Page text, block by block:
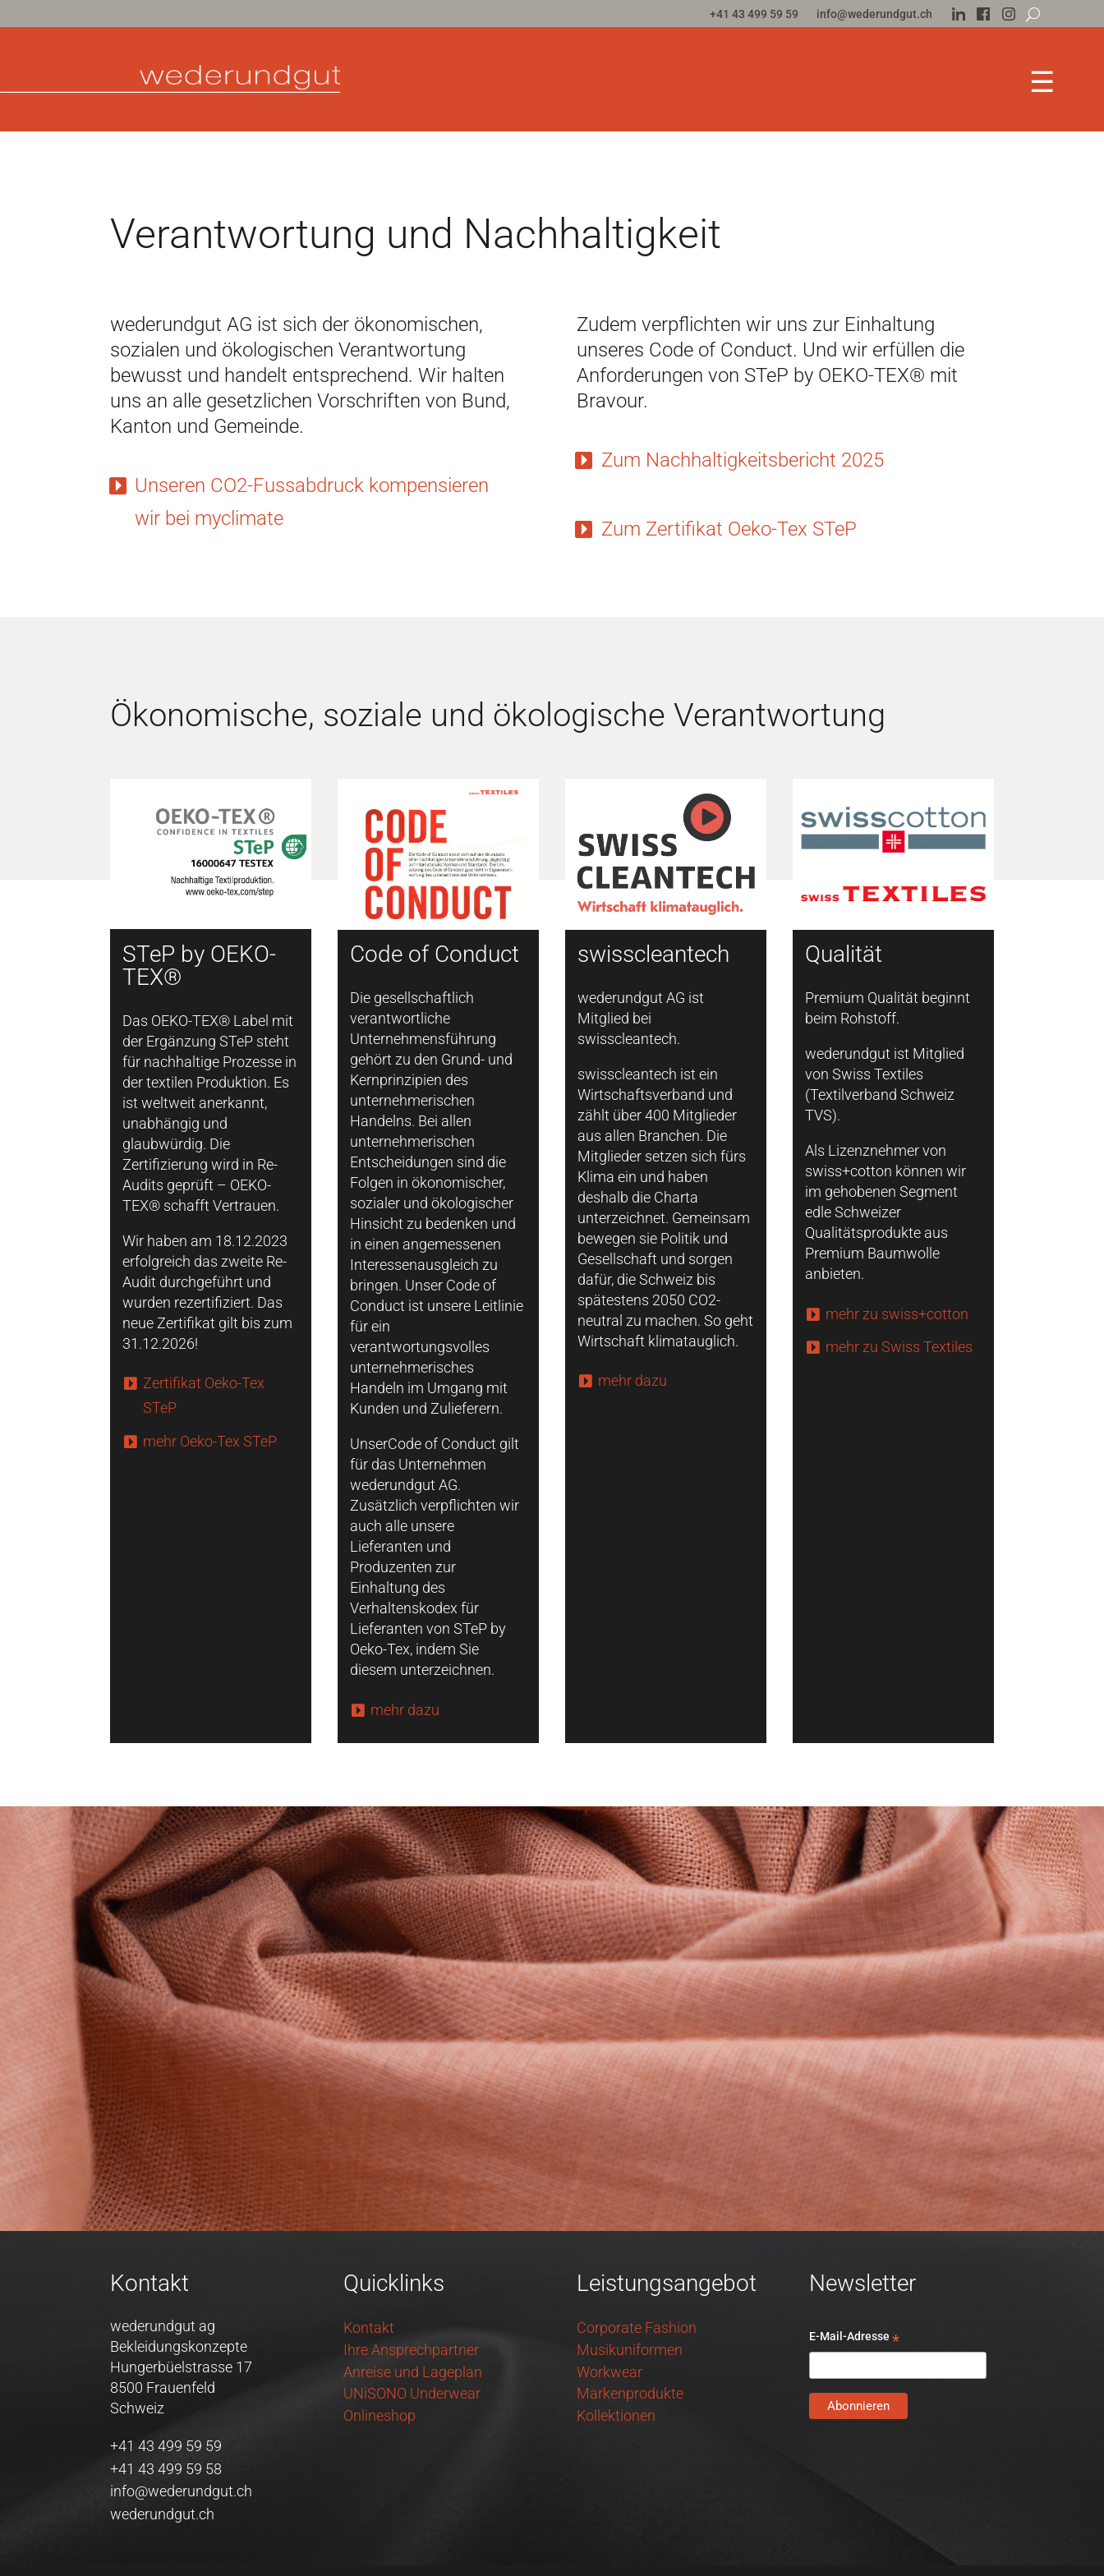
+41 43 499 59 59 info@wederundgut.ch
☰
Verantwortung und Nachhaltigkeit
wederundgut AG ist sich der ökonomischen,
sozialen und ökologischen Verantwortung
bewusst und handelt entsprechend. Wir halten
uns an alle gesetzlichen Vorschriften von Bund,
Kanton und Gemeinde.
Unseren CO2-Fussabdruck kompensieren
wir bei myclimate
Zudem verpflichten wir uns zur Einhaltung
unseres Code of Conduct. Und wir erfüllen die
Anforderungen von STeP by OEKO-TEX® mit
Bravour.
Zum Nachhaltigkeitsbericht 2025
Zum Zertifikat Oeko-Tex STeP
Ökonomische, soziale und ökologische Verantwortung
STeP by OEKO-
TEX®
Das OEKO-TEX® Label mit
der Ergänzung STeP steht
für nachhaltige Prozesse in
der textilen Produktion. Es
ist weltweit anerkannt,
unabhängig und
glaubwürdig. Die
Zertifizierung wird in Re-
Audits geprüft – OEKO-
TEX® schafft Vertrauen.
Wir haben am 18.12.2023
erfolgreich das zweite Re-
Audit durchgeführt und
wurden rezertifiziert. Das
neue Zertifikat gilt bis zum
31.12.2026!
Zertifikat Oeko-Tex
STeP
mehr Oeko-Tex STeP
Code of Conduct
Die gesellschaftlich
verantwortliche
Unternehmensführung
gehört zu den Grund- und
Kernprinzipien des
unternehmerischen
Handelns. Bei allen
unternehmerischen
Entscheidungen sind die
Folgen in ökonomischer,
sozialer und ökologischer
Hinsicht zu bedenken und
in einen angemessenen
Interessenausgleich zu
bringen. Unser Code of
Conduct ist unsere Leitlinie
für ein
verantwortungsvolles
unternehmerisches
Handeln im Umgang mit
Kunden und Zulieferern.
UnserCode of Conduct gilt
für das Unternehmen
wederundgut AG.
Zusätzlich verpflichten wir
auch alle unsere
Lieferanten und
Produzenten zur
Einhaltung des
Verhaltenskodex für
Lieferanten von STeP by
Oeko-Tex, indem Sie
diesem unterzeichnen.
mehr dazu
swisscleantech
wederundgut AG ist
Mitglied bei
swisscleantech.
swisscleantech ist ein
Wirtschaftsverband und
zählt über 400 Mitglieder
aus allen Branchen. Die
Mitglieder setzen sich fürs
Klima ein und haben
deshalb die Charta
unterzeichnet. Gemeinsam
bewegen sie Politik und
Gesellschaft und sorgen
dafür, die Schweiz bis
spätestens 2050 CO2-
neutral zu machen. So geht
Wirtschaft klimatauglich.
mehr dazu
Qualität
Premium Qualität beginnt
beim Rohstoff.
wederundgut ist Mitglied
von Swiss Textiles
(Textilverband Schweiz
TVS).
Als Lizenznehmer von
swiss+cotton können wir
im gehobenen Segment
edle Schweizer
Qualitätsprodukte aus
Premium Baumwolle
anbieten.
mehr zu swiss+cotton
mehr zu Swiss Textiles
Kontakt
wederundgut ag
Bekleidungskonzepte
Hungerbüelstrasse 17
8500 Frauenfeld
Schweiz
+41 43 499 59 59
+41 43 499 59 58
info@wederundgut.ch
wederundgut.ch
Quicklinks
Kontakt
Ihre Ansprechpartner
Anreise und Lageplan
UNiSONO Underwear
Onlineshop
Leistungsangebot
Corporate Fashion
Musikuniformen
Workwear
Markenprodukte
Kollektionen
Newsletter
E-Mail-Adresse*